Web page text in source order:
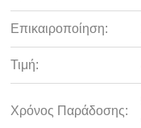
Επικαιροποίηση:
Τιμή:
Χρόνος Παράδοσης: